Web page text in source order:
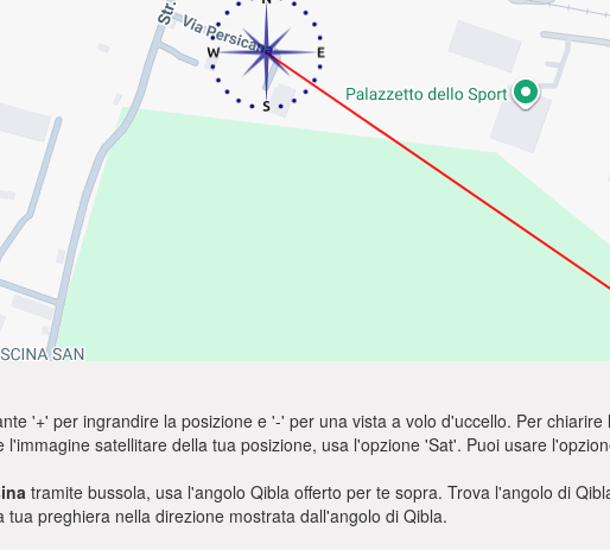
'+' per ingrandire la posizione e '-' per una vista a volo d'uccello. Per
satellitare della tua posizione, usa l'opzione 'Sat'. Puoi usare
tramite bussola, usa l'angolo Qibla offerto per te sopra. Trova l'angolo di
preghiera nella direzione mostrata dall'angolo di Qibla.